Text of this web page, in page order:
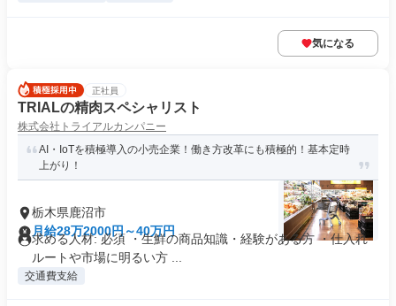
気になる
正社員
TRIALの精肉スペシャリスト
株式会社トライアルカンパニー
AI・IoTを積極導入の小売企業！働き方改革にも積極的！基本定時
上がり！
栃木県鹿沼市
月給28万2000円～40万円
求める人材: 必須 ・生鮮の商品知識・経験がある方 ・仕入れ
ルートや市場に明るい方 ...
交通費支給